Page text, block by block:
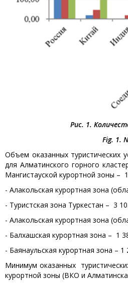
Рис. 1.
Fig. 1.
Объем оказанных туристических
для Алматинского горного
Мангистауской курортной зоны –
- Алакольская курортная зона
- Туристская зона Туркестан – 3
- Алакольская курортная зона
- Балхашская курортная зона – 1
- Баянаульская курортная зона – 1
Минимум оказанных
курортной зоны (ВКО и